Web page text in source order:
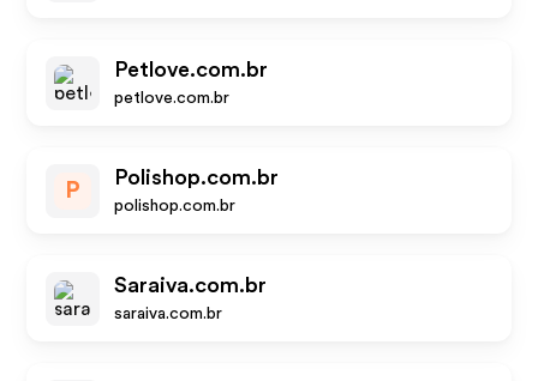
Petlove.com.br
petlove.com.br
P
Polishop.com.br
polishop.com.br
Saraiva.com.br
saraiva.com.br